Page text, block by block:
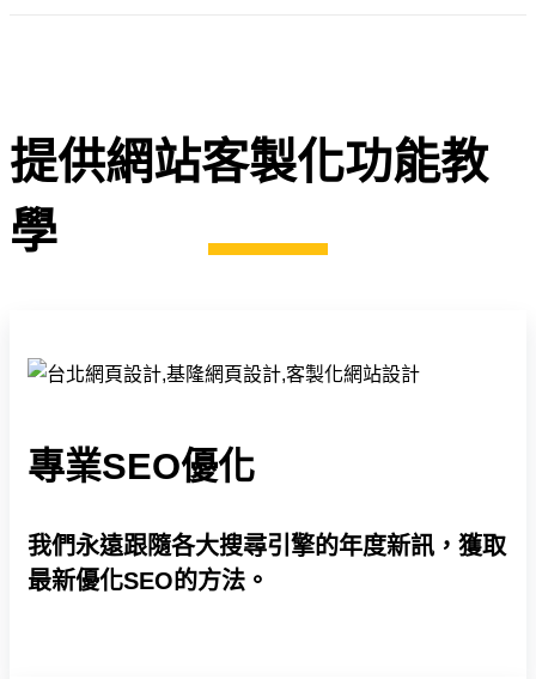
提供網站客製化功能教
學
專業SEO優化
我們永遠跟隨各大搜尋引擎的年度新訊，獲取
最新優化SEO的方法。